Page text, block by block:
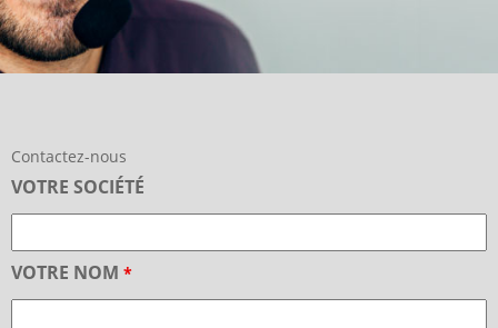
Contactez-nous
VOTRE SOCIÉTÉ
VOTRE NOM *